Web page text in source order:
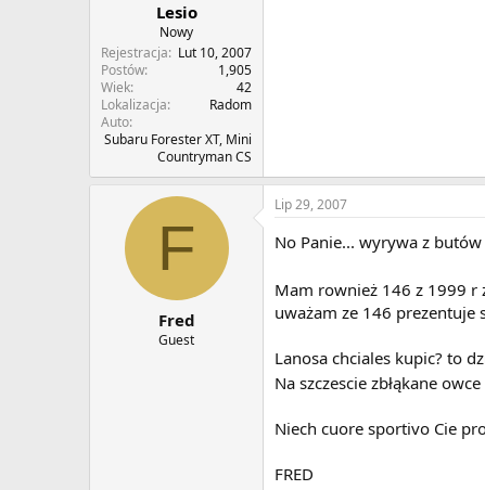
Lesio
Nowy
Rejestracja
Lut 10, 2007
Postów
1,905
Wiek
42
Lokalizacja
Radom
Auto
Subaru Forester XT, Mini
Countryman CS
F
Fred
Guest
Lip 29, 2007
No Panie... wyrywa z butów
Mam rownież 146 z 1999 r
uważam ze 146
Lanosa chciales kupic? to
Na szczescie zbłąkane
Niech cuore sportivo Cie
FRED